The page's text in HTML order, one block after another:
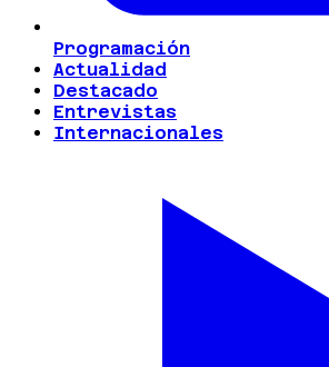
Programación
Actualidad
Destacado
Entrevistas
Internacionales